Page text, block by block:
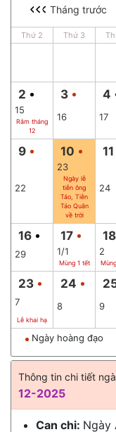
Tháng trước
Thứ 2 Thứ 3
2
15
Rằm tháng
12
3
16
4
17
9
22
10
23
Ngày lễ
tiễn ông
Táo, Tiễn
Táo Quân
về trời
11
24
16
29
17
1/1
Mùng 1 tết
18
2
23
7
Lễ khai hạ
24
8 9
Ngày hoàng đạo
Thông tin chi tiết
12-2025
Can chi: Ngày